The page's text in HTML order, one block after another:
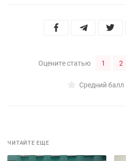
Оцените статью 1 2
Средний балл
ЧИТАЙТЕ ЕЩЕ